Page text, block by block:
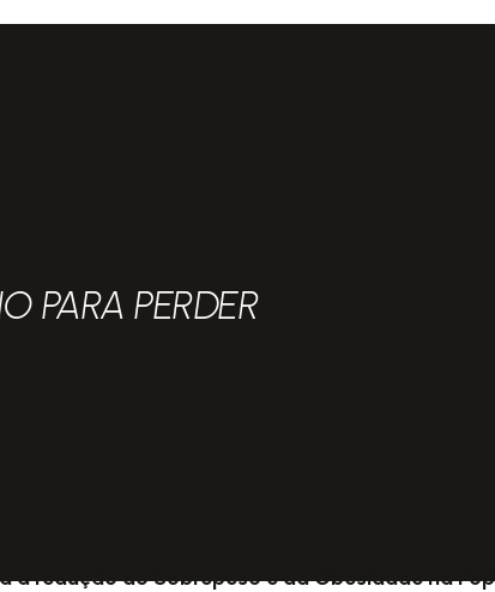
PARA PERDER
a redução do Sobrepeso e da Obesidade na